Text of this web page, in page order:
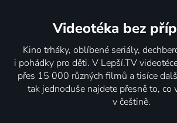
Videotéka bez
Kino trháky, oblíbené seriály,
i pohádky pro děti. V Lepší.TV
přes 15 000 různých filmů a tisíce
tak jednoduše najdete přesně to, co
v češtině.